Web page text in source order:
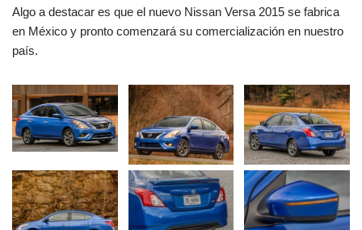
Algo a destacar es que el nuevo Nissan Versa 2015 se fabrica
en México y pronto comenzará su comercialización en nuestro
país.